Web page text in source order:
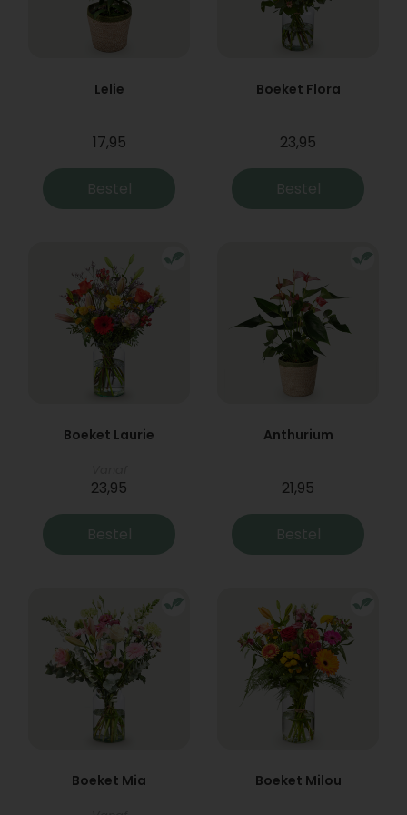
Lelie
17,95
Bestel
Boeket Flora
23,95
Bestel
Boeket Laurie
23,95
Bestel
Anthurium
21,95
Bestel
Boeket Mia Boeket Milou